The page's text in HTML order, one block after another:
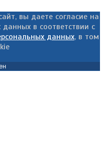
вы даете согласие на
в соответствии с
данных, в том